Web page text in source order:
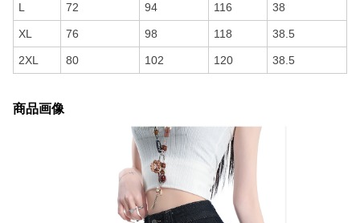
L 72 94 116 38
XL 76 98 118 38.5
2XL 80 102 120 38.5
商品画像